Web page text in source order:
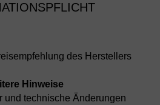
des Herstellers
Hinweise
und technische Änderungen